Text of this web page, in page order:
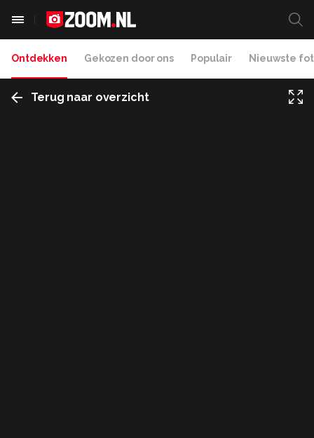
Ontdekken Gekozen door ons Populair Nieuwste
Terug naar overzicht